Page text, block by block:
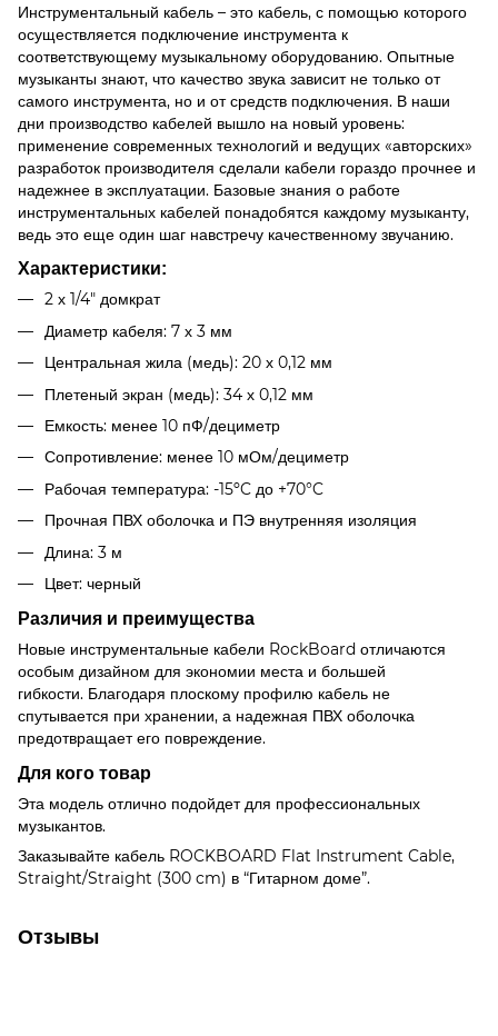
Инструментальный кабель – это кабель, с помощью которого
осуществляется подключение инструмента к
соответствующему музыкальному оборудованию. Опытные
музыканты знают, что качество звука зависит не только от
самого инструмента, но и от средств подключения. В наши
дни производство кабелей вышло на новый уровень:
применение современных технологий и ведущих «авторских»
разработок производителя сделали кабели гораздо прочнее и
надежнее в эксплуатации. Базовые знания о работе
инструментальных кабелей понадобятся каждому музыканту,
ведь это еще один шаг навстречу качественному звучанию.
Характеристики:
2 х 1/4" домкрат
Диаметр кабеля: 7 х 3 мм
Центральная жила (медь): 20 х 0,12 мм
Плетеный экран (медь): 34 х 0,12 мм
Емкость: менее 10 пФ/дециметр
Сопротивление: менее 10 мОм/дециметр
Рабочая температура: -15ºC до +70°C
Прочная ПВХ оболочка и ПЭ внутренняя изоляция
Длина: 3 м
Цвет: черный
Различия и преимущества
Новые инструментальные кабели RockBoard отличаются
особым дизайном для экономии места и большей
гибкости. Благодаря плоскому профилю кабель не
спутывается при хранении, а надежная ПВХ оболочка
предотвращает его повреждение.
Для кого товар
Эта модель отлично подойдет для профессиональных
музыкантов.
Заказывайте кабель ROCKBOARD Flat Instrument Cable,
Straight/Straight (300 cm) в “Гитарном доме”.
Отзывы